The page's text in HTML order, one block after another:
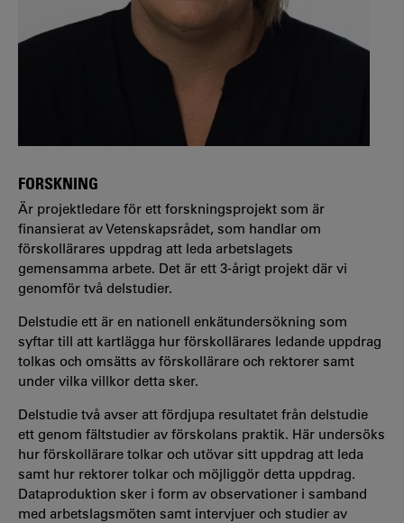
FORSKNING
Är projektledare för ett forskningsprojekt som är
finansierat av Vetenskapsrådet, som handlar om
förskollärares uppdrag att leda arbetslagets
gemensamma arbete. Det är ett 3-årigt projekt där vi
genomför två delstudier.
Delstudie ett är en nationell enkätundersökning som
syftar till att kartlägga hur förskollärares ledande uppdrag
tolkas och omsätts av förskollärare och rektorer samt
under vilka villkor detta sker.
Delstudie två avser att fördjupa resultatet från delstudie
ett genom fältstudier av förskolans praktik. Här undersöks
hur förskollärare tolkar och utövar sitt uppdrag att leda
samt hur rektorer tolkar och möjliggör detta uppdrag.
Dataproduktion sker i form av observationer i samband
med arbetslagsmöten samt intervjuer och studier av